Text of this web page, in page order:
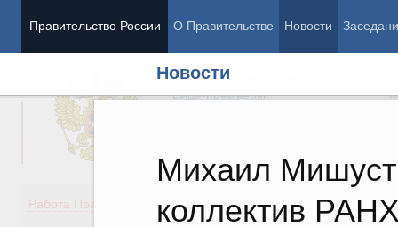
Правительство России О Правительстве Новости
Новости
Михаил
коллектив
Председатель Правительства
Вице-премьеры
Работа Правительства
Демография
Здоровье